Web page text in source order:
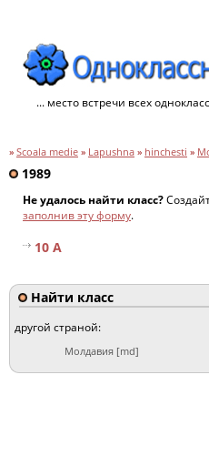
... место встречи всех
» Scoala medie » Lapushna » hinchesti »
1989
Не удалось найти класс?
заполнив эту форму.
10 A
Найти класс
другой страной:
Молдавия [md]